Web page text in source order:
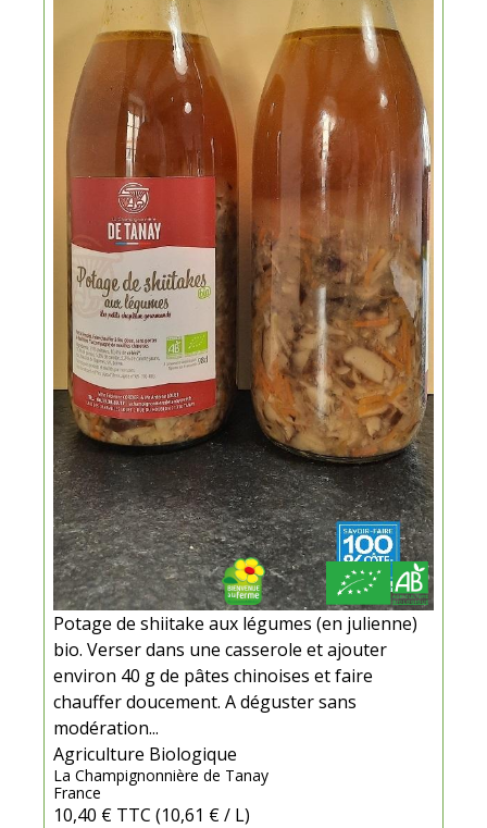
Potage de shiitake aux légumes (en julienne)
bio. Verser dans une casserole et ajouter
environ 40 g de pâtes chinoises et faire
chauffer doucement. A déguster sans
modération...
Agriculture Biologique
La Champignonnière de Tanay
France
10,40 € TTC (10,61 € / L)